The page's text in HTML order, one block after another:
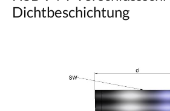
Dichtbeschichtung